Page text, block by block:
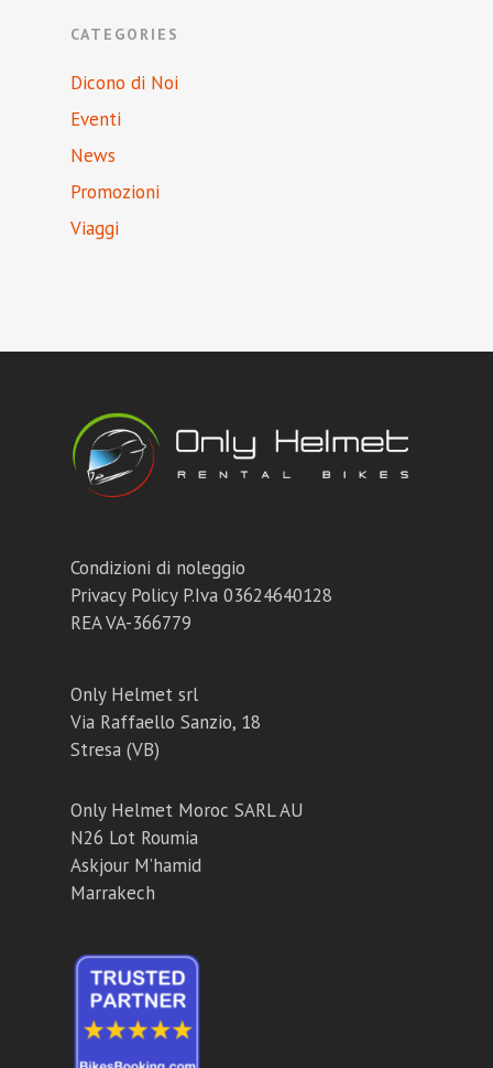
CATEGORIES
Dicono di Noi
Eventi
News
Promozioni
Viaggi
Condizioni di noleggio
Privacy PolicyP.Iva 03624640128
REA VA-366779
Only Helmet srl
Via Raffaello Sanzio, 18
Stresa (VB)
Only Helmet Moroc SARL AU
N26 Lot Roumia
Askjour M’hamid
Marrakech